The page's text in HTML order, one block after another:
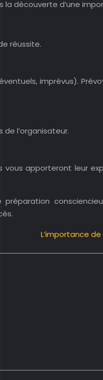
découverte d’une
réussite.
imprévus).
l’organisateur.
apporteront leur
L’importance